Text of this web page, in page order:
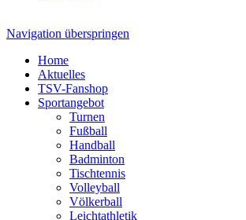
Navigation überspringen
Home
Aktuelles
TSV-Fanshop
Sportangebot
Turnen
Fußball
Handball
Badminton
Tischtennis
Volleyball
Völkerball
Leichtathletik